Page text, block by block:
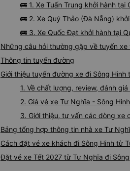
🚌 1. Xe Tuấn Trung khởi hành tại
🚌 2. Xe Quý Thảo (Đà Nẵng)
🚌 3. Xe Quốc Đạt khởi hành tại
Những câu hỏi thường gặp về tuyến
Thông tin tuyến đường
Giới thiệu tuyến đường xe đi Sông Hinh
1. Về chất lượng, review, đánh
2. Giá vé xe Tư Nghĩa - Sông Hinh
3. Giới thiệu, tư vấn các dòng xe
Bảng tổng hợp thông tin nhà xe Tư
Cách đặt vé xe khách đi Sông Hinh từ
Đặt vé xe Tết 2027 từ Tư Nghĩa đi